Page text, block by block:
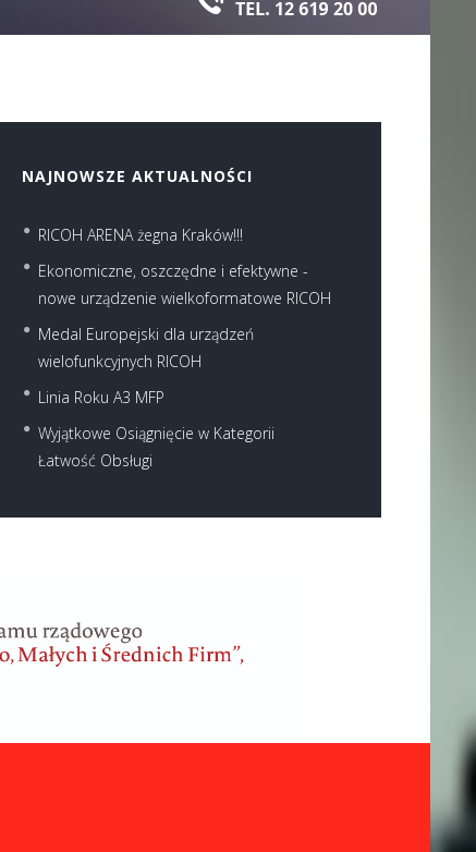
NAJNOWSZE AKTUALNOŚCI
RICOH ARENA żegna Kraków!!!
Ekonomiczne, oszczędne i efektywne -
nowe urządzenie wielkoformatowe RICOH
Medal Europejski dla urządzeń
wielofunkcyjnych RICOH
Linia Roku A3 MFP
Wyjątkowe Osiągnięcie w Kategorii
Łatwość Obsługi